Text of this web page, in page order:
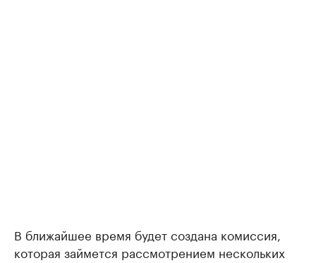
В ближайшее время будет создана комиссия,
которая займется рассмотрением нескольких